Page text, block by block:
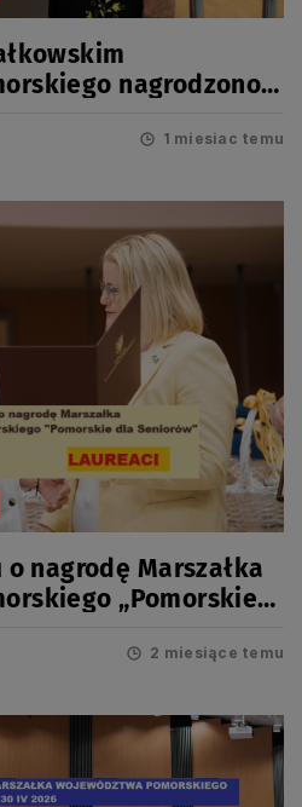
nagrodzono
1 miesiac temu
nagrodę Marszałka
„Pomorskie
2 miesiące temu